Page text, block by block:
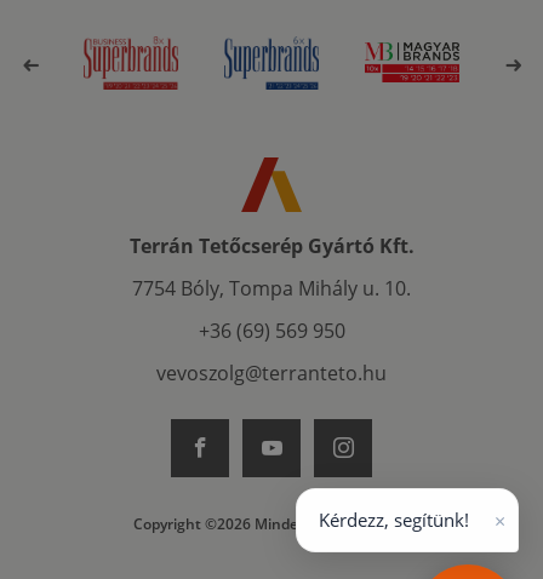
Terrán Tetőcserép Gyártó Kft.
7754 Bóly, Tompa Mihály u. 10.
+36 (69) 569 950
vevoszolg@terranteto.hu
Copyright ©2026 Minden jog fenntartva
Kérdezz, segítünk! ×